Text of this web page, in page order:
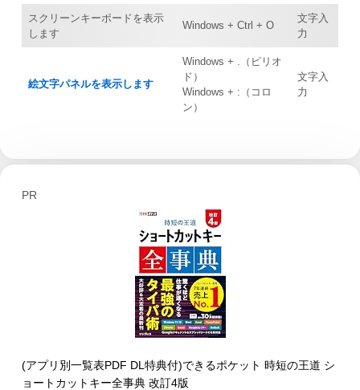
スクリーンキーボードを表示
します
Windows + Ctrl + O
文字入
力
絵文字パネルを表示します
Windows + .（ピリオ
ド）
Windows + :（コロ
ン）
文字入
力
PR
(アプリ別一覧表PDF DL特典付)できるポケット 時短の王道 シ
ョートカットキー全事典 改訂4版